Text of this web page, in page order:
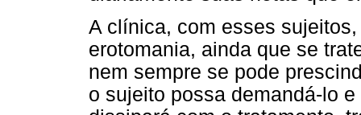
A clínica, com esses
erotomania, ainda que se
nem sempre se pode
o sujeito possa demandá-lo